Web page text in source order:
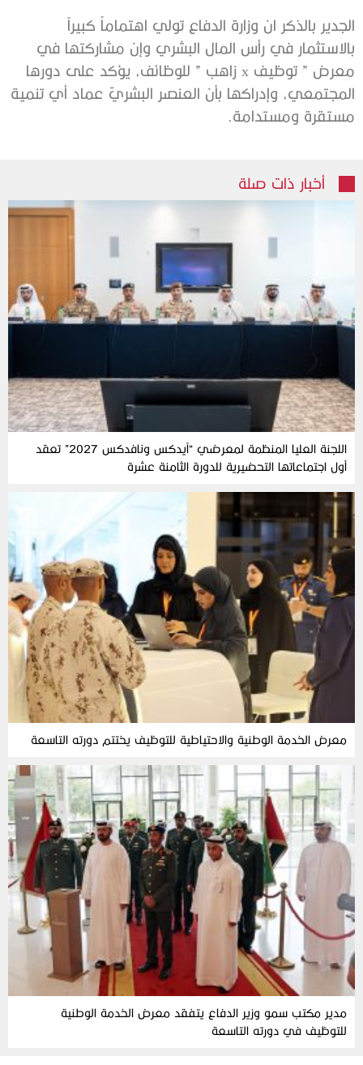
الجدير بالذكر ان وزارة الدفاع تولي اهتماماً كبيراً
بالاستثمار في رأس المال البشري وإن مشاركتها في
معرض ” توظيف x زاهب ” للوظائف، يؤكد على دورها
المجتمعي، وإدراكها بأن العنصر البشريّ عماد أي تنمية
مستقرة ومستدامة.
أخبار ذات صلة
اللجنة العليا المنظمة لمعرضي “آيدكس ونافدكس 2027” تعقد
أول اجتماعاتها التحضيرية للدورة الثامنة عشرة
معرض الخدمة الوطنية والاحتياطية للتوظيف يختتم دورته التاسعة
مدير مكتب سمو وزير الدفاع يتفقد معرض الخدمة الوطنية
للتوظيف في دورته التاسعة